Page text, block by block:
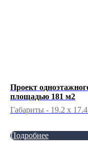
Проект
площадью 181 м2
Габариты - 19.2 x
Спален - 4
Подробнее